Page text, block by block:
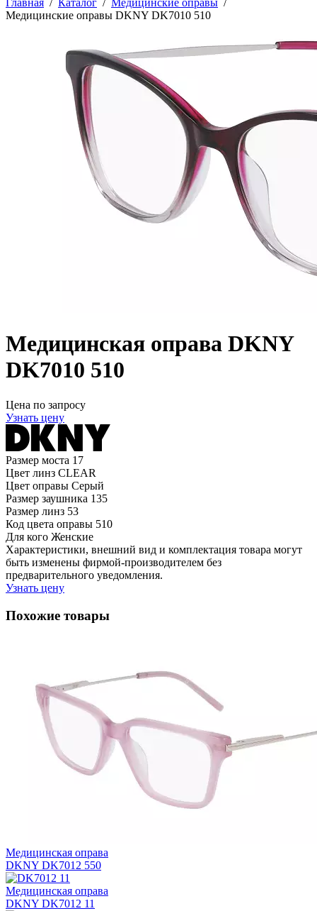
Главная / Каталог / Медицинские оправы /
Медицинские оправы DKNY DK7010 510
Медицинская оправа DKNY
DK7010 510
Цена по запросу
Узнать цену
Размер моста 17
Цвет линз CLEAR
Цвет оправы Серый
Размер заушника 135
Размер линз 53
Код цвета оправы 510
Для кого Женские
Характеристики, внешний вид и комплектация товара могут
быть изменены фирмой-производителем без
предварительного уведомления.
Узнать цену
Похожие товары
Медицинская оправа
DKNY DK7012 550
Медицинская оправа
DKNY DK7012 11